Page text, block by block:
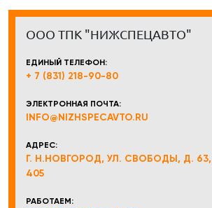
ООО ТПК "НИЖСПЕЦАВТО"
ЕДИНЫЙ ТЕЛЕФОН:
+ 7 (831) 218-90-80
ЭЛЕКТРОННАЯ ПОЧТА:
INFO@NIZHSPECAVTO.RU
АДРЕС:
Г. Н.НОВГОРОД, УЛ. СВОБОДЫ, Д. 63,
405
РАБОТАЕМ: